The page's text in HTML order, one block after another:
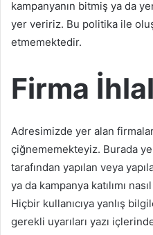
kampanyanın bitmiş ya da
yer veririz. Bu politika ile
etmemektedir.
Firma
Adresimizde yer alan
çiğnememekteyiz. Burada
tarafından yapılan veya
ya da kampanya katılımı
Hiçbir kullanıcıya yanlış
gerekli uyarıları yazı